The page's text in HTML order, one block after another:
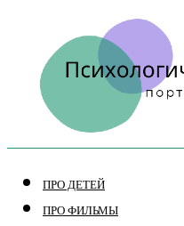
ПРО ДЕТЕЙ
ПРО ФИЛЬМЫ